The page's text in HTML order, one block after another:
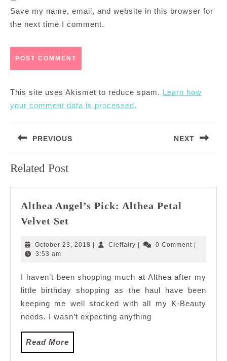
Save my name, email, and website in this browser for
the next time I comment.
This site uses Akismet to reduce spam. Learn how
your comment data is processed.
navigation
PREVIOUS
post:
NEXT
Related Post
Althea Angel’s Pick: Althea Petal
Velvet Set
Pick:
Velvet
Set
October 23, 2018 OctoberCleffairy Cleffairy0 Comment
3:53 am
I haven’t been shopping much at Althea after my
little birthday shopping as the haul have been
keeping me well stocked with all my K-Beauty
needs. I wasn’t expecting anything
Read More
More